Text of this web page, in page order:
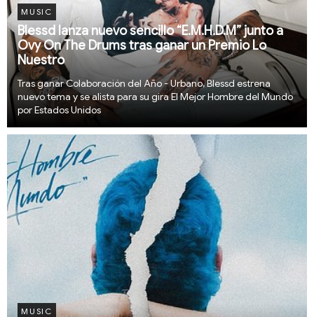
MUSIC
Blessd lanza nuevo sencillo “E.M.H.D.M” junto a
Ovy On The Drums tras ganar un Premio Lo
Nuestro
Tras ganar Colaboración del Año - Urbano, Blessd estrena
nuevo tema y se alista para su gira El Mejor Hombre del Mundo
por Estados Unidos
MUSIC